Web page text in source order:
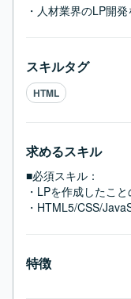
・人材業界のLP開
スキルタグ
HTML
求めるスキル
■必須スキル：
・LPを作成したこ
・HTML5/CSS/
特徴